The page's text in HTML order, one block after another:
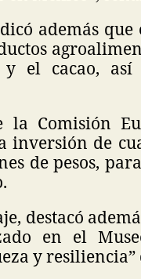
además
el cacao, así
la Comisión
inversión de
de pesos,
destacó
en el
y